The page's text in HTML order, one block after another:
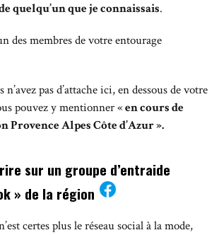
quelqu’un que je connaissais.
des membres de votre entourage
n’avez pas d’attache ici, en dessous de votre
pouvez y mentionner «en cours de
Provence Alpes Côte d’Azur ».
sur un groupe d’entraide
» de la région
certes plus le réseau social à la mode,